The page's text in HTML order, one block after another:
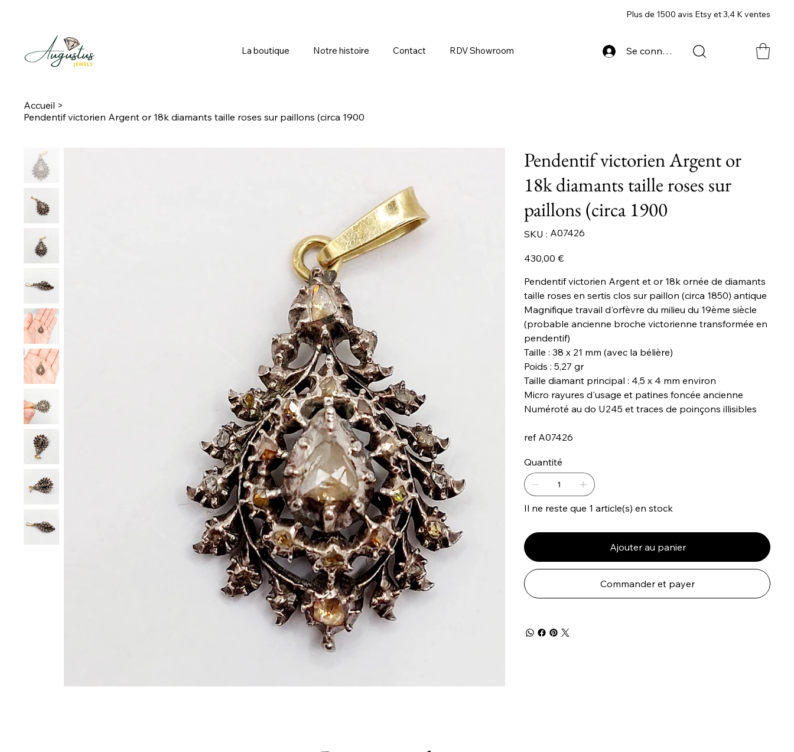
La boutique Notre histoire Contact RDV Showroom Se connecter
Plus de 1500 avis Etsy et 3,4 K ventes
Accueil >
Pendentif victorien Argent or 18k diamants taille roses sur paillons (circa 1900
Pendentif victorien Argent or
18k diamants taille roses sur
paillons (circa 1900
SKU :
SKU
A07426
A07426
Prix
430,00 €
Pendentif victorien Argent et or 18k ornée de diamants
taille roses en sertis clos sur paillon (circa 1850) antique
Magnifique travail d'orfèvre du milieu du 19ème siècle
(probable ancienne broche victorienne transformée en
pendentif)
Taille : 38 x 21 mm (avec la bélière)
Poids : 5,27 gr
Taille diamant principal : 4,5 x 4 mm environ
Micro rayures d'usage et patines foncée ancienne
Numéroté au do U245 et traces de poinçons illisibles
ref A07426
Quantité
Il ne reste que 1 article(s) en stock
Ajouter au panier
Commander et payer